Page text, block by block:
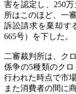
害を認定し、250
所はこのほど、一
訴訟請求を棄却す
665号）を下した。
二審裁判所は、ク
係争の5種類のク
行われた時点で市
また消費者の間に